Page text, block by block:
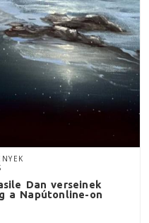
Dan verseinek
a Napútonline-on